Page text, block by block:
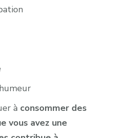
à consommer des
vous avez une